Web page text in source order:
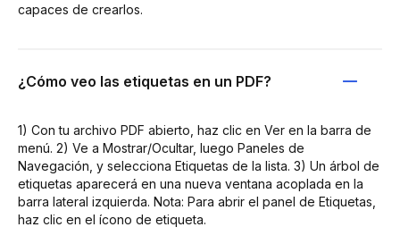
capaces de crearlos.
¿Cómo veo las etiquetas en un PDF?
1) Con tu archivo PDF abierto, haz clic en Ver en la barra de
menú. 2) Ve a Mostrar/Ocultar, luego Paneles de
Navegación, y selecciona Etiquetas de la lista. 3) Un árbol de
etiquetas aparecerá en una nueva ventana acoplada en la
barra lateral izquierda. Nota: Para abrir el panel de Etiquetas,
haz clic en el ícono de etiqueta.